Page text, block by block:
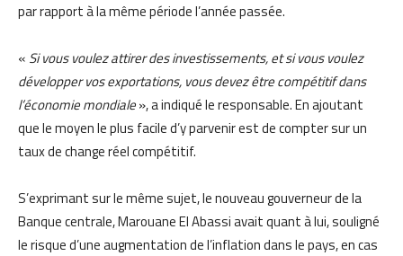
par rapport à la même période l’année passée.
« Si vous voulez attirer des investissements, et si vous voulez
développer vos exportations, vous devez être compétitif dans
l’économie mondiale», a indiqué le responsable. En ajoutant
que le moyen le plus facile d’y parvenir est de compter sur un
taux de change réel compétitif.
S’exprimant sur le même sujet, le nouveau gouverneur de la
Banque centrale, Marouane El Abassi avait quant à lui, souligné
le risque d’une augmentation de l’inflation dans le pays, en cas